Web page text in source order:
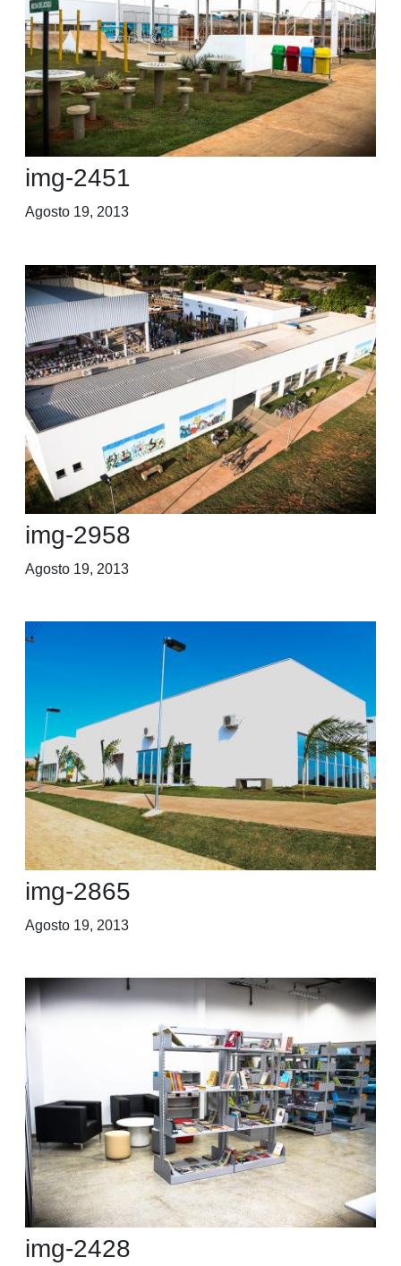
img-2451
Agosto 19, 2013
img-2958
Agosto 19, 2013
img-2865
Agosto 19, 2013
img-2428